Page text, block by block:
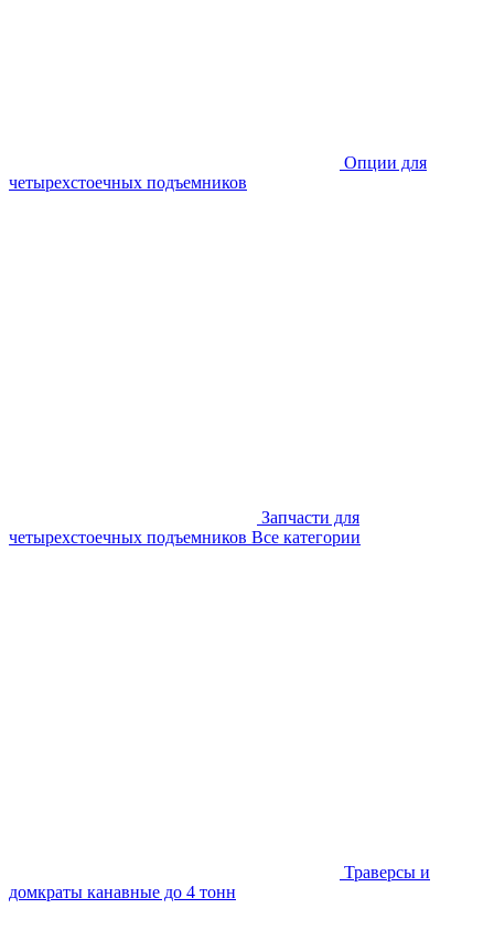
Опции для
четырехстоечных подъемников
Запчасти для
четырехстоечных подъемников Все категории
Траверсы и
домкраты канавные до 4 тонн